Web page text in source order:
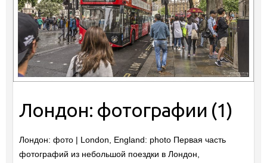
Лондон: фотографии (1)
Лондон: фото | London, England: photo Первая часть
фотографий из небольшой поездки в Лондон,